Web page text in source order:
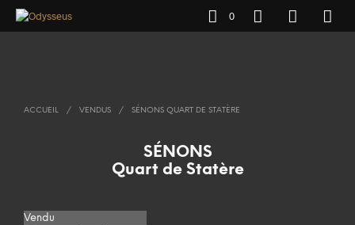
0
ACCUEIL / VENDUS / SÉNONS QUART DE STATÈRE
SÉNONS
Quart de Statère
Vendu